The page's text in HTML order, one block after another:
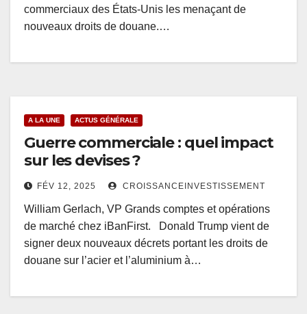
commerciaux des États-Unis les menaçant de
nouveaux droits de douane.…
A LA UNE ACTUS GÉNÉRALE
Guerre commerciale : quel impact
sur les devises ?
FÉV 12, 2025 CROISSANCEINVESTISSEMENT
William Gerlach, VP Grands comptes et opérations
de marché chez iBanFirst. Donald Trump vient de
signer deux nouveaux décrets portant les droits de
douane sur l’acier et l’aluminium à…